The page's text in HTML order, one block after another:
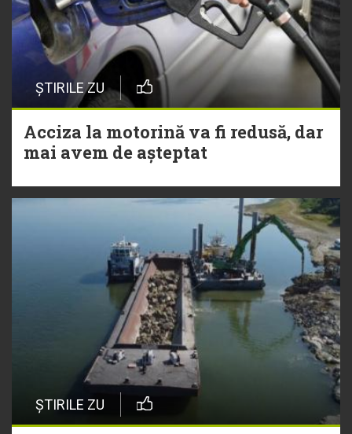
ȘTIRILE ZU
Acciza la motorină va fi redusă, dar
mai avem de așteptat
ȘTIRILE ZU